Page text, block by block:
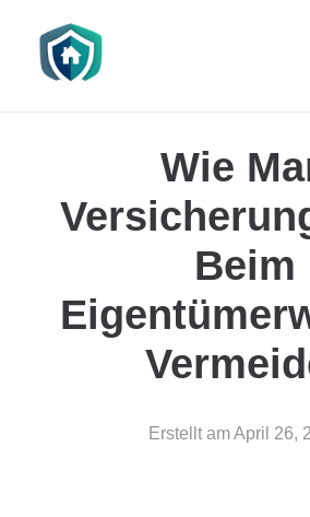
Wie
Beim
Erstellt am April 26,